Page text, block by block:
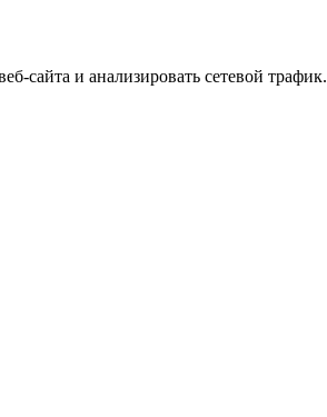
сайта и анализировать сетевой трафик.